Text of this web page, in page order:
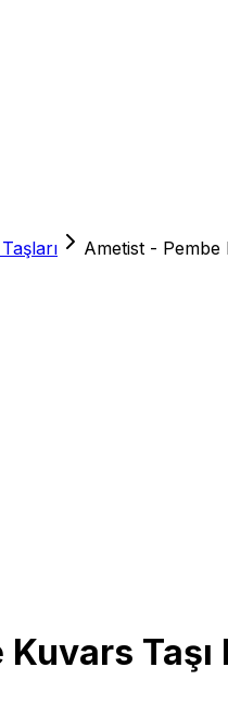
Ametist - Pembe